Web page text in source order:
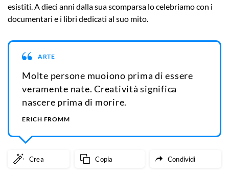
esistiti. A dieci anni dalla sua scomparsa lo celebriamo con i
documentari e i libri dedicati al suo mito.
ARTE
Molte persone muoiono prima di essere
veramente nate. Creatività significa
nascere prima di morire.
ERICH FROMM
Crea Copia Condividi